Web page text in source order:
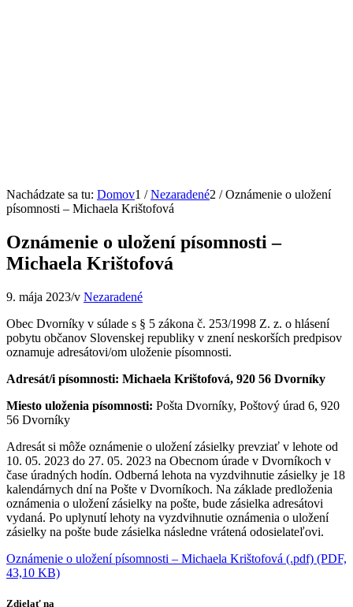
Nachádzate sa tu: Domov1 / Nezaradené2 / Oznámenie o uložení
písomnosti – Michaela Krištofová
Oznámenie o uložení písomnosti –
Michaela Krištofová
9. mája 2023/v Nezaradené
Obec Dvorníky v súlade s § 5 zákona č. 253/1998 Z. z. o hlásení
pobytu občanov Slovenskej republiky v znení neskorších predpisov
oznamuje adresátovi/om uloženie písomnosti.
Adresát/i písomnosti: Michaela Krištofová, 920 56 Dvorníky
Miesto uloženia písomnosti: Pošta Dvorníky, Poštový úrad 6, 920
56 Dvorníky
Adresát si môže oznámenie o uložení zásielky prevziať v lehote od
10. 05. 2023 do 27. 05. 2023 na Obecnom úrade v Dvorníkoch v
čase úradných hodín. Odberná lehota na vyzdvihnutie zásielky je 18
kalendárnych dní na Pošte v Dvorníkoch. Na základe predloženia
oznámenia o uložení zásielky na pošte, bude zásielka adresátovi
vydaná. Po uplynutí lehoty na vyzdvihnutie oznámenia o uložení
zásielky na pošte bude zásielka následne vrátená odosielateľovi.
Oznámenie o uložení písomnosti – Michaela Krištofová (.pdf) (PDF,
43,10 KB)
Zdielať na